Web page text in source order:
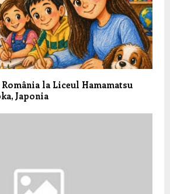
la Liceul Hamamatsu
Japonia